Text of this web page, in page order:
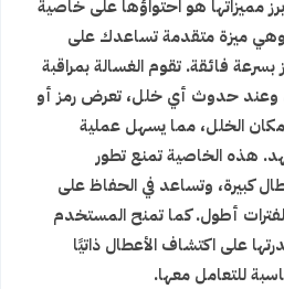
مميزاتها هو احتواؤها على خاصية
وهي ميزة متقدمة تساعدك على
فائقة. تقوم الغسالة بمراقبة
وعند حدوث أي خلل، تعرض رمز أو
الخلل، مما يسهل عملية
هذه الخاصية تمنع تطور
كبيرة، وتساعد في الحفاظ على
لفترات أطول. كما تمنح المستخدم
على اكتشاف الأعطال ذاتيًا
للتعامل معها.